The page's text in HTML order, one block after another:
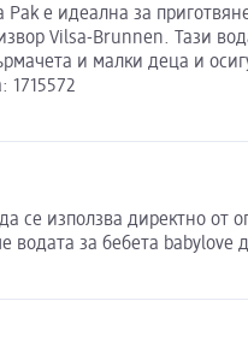
Pak е идеална за
Vilsa-Brunnen. Тази
и малки деца и
1715572
се използва директно от
водата за бебета